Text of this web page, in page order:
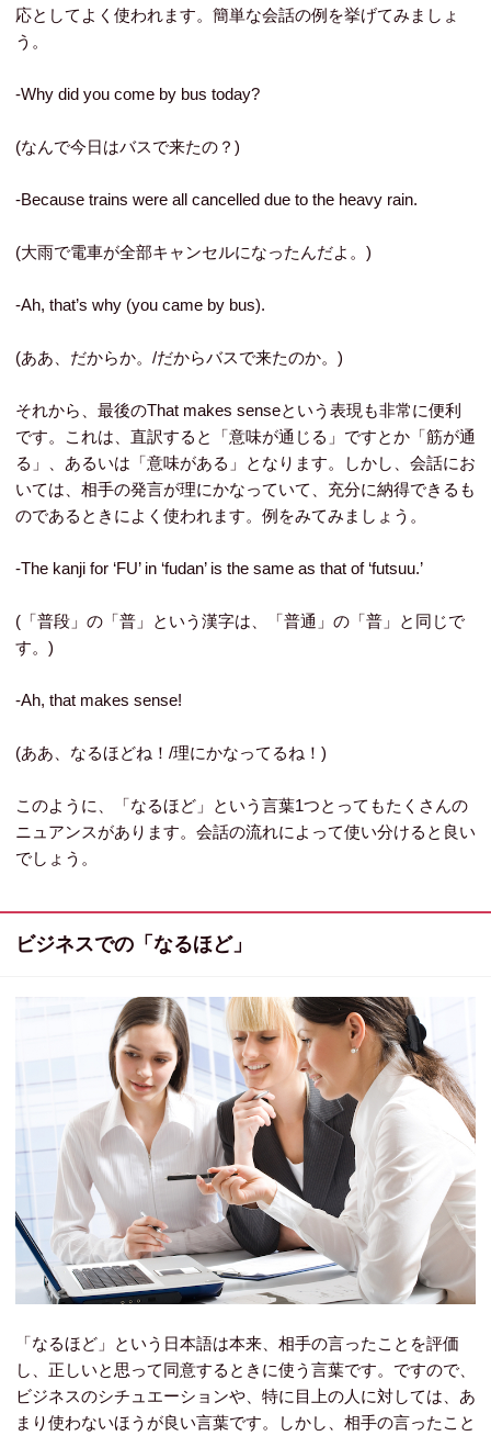
応としてよく使われます。簡単な会話の例を挙げてみましょ
う。
-Why did you come by bus today?
(なんで今日はバスで来たの？)
-Because trains were all cancelled due to the heavy rain.
(大雨で電車が全部キャンセルになったんだよ。)
-Ah, that’s why (you came by bus).
(ああ、だからか。/だからバスで来たのか。)
それから、最後のThat makes senseという表現も非常に便利
です。これは、直訳すると「意味が通じる」ですとか「筋が通
る」、あるいは「意味がある」となります。しかし、会話にお
いては、相手の発言が理にかなっていて、充分に納得できるも
のであるときによく使われます。例をみてみましょう。
-The kanji for ‘FU’ in ‘fudan’ is the same as that of ‘futsuu.’
(「普段」の「普」という漢字は、「普通」の「普」と同じで
す。)
-Ah, that makes sense!
(ああ、なるほどね！/理にかなってるね！)
このように、「なるほど」という言葉1つとってもたくさんの
ニュアンスがあります。会話の流れによって使い分けると良い
でしょう。
ビジネスでの「なるほど」
「なるほど」という日本語は本来、相手の言ったことを評価
し、正しいと思って同意するときに使う言葉です。ですので、
ビジネスのシチュエーションや、特に目上の人に対しては、あ
まり使わないほうが良い言葉です。しかし、相手の言ったこと